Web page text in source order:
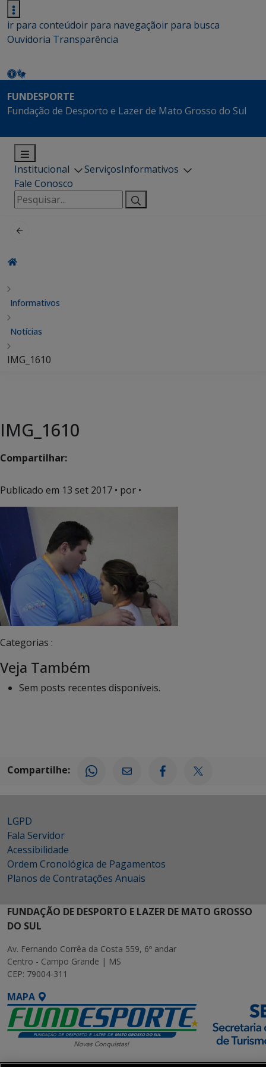
ir para conteúdoir para navegaçãoir para busca
Ouvidoria Transparência
FUNDESPORTE
Fundação de Desporto e Lazer de Mato Grosso do Sul
Institucional ServiçosInformativos
Fale Conosco
Pesquisar
por:
Informativos
Notícias
IMG_1610
IMG_1610
Compartilhar:
Publicado em 13 set 2017 • por •
Categorias :
Veja Também
Sem posts recentes disponíveis.
Compartilhe:
LGPD
Fala Servidor
Acessibilidade
Ordem Cronológica de Pagamentos
Planos de Contratações Anuais
FUNDAÇÃO DE DESPORTO E LAZER DE MATO GROSSO
DO SUL
Av. Fernando Corrêa da Costa 559, 6º andar
Centro - Campo Grande | MS
CEP: 79004-311
MAPA